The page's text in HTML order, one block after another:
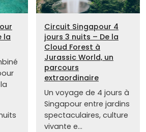
la
Circuit Singapour 4
jours 3 nuits – De la
Cloud Forest à
Jurassic World, un
parcours
extraordinaire
Un voyage de 4 jours à
Singapour entre jardins
spectaculaires, culture
vivante e...